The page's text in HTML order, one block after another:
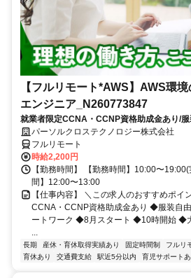
【フルリモート*AWS】AWS環
エンジニア_N260773847
就業者限定CCNA・CCNP資格助成金あり/
モートワーク/8月スタート/10時開始/大手通
パーソルクロステクノロジー株式会社
フルリモート
時給2,200円
【勤務時間】 【勤務時間】10:00〜
間】12:00〜13:00
【仕事内容】 ＼この求人のおすすめポ
CCNA・CCNP資格助成金あり ◆服装自
ートワーク ◆8月スタート ◆10時開始 ◆
長期 産休・育休取得実績あり 固定時間制 フルリ
育休あり
交通費支給 駅近5分以内 育児サポートあ